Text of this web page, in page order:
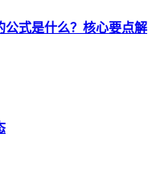
公式是什么？核心要点解